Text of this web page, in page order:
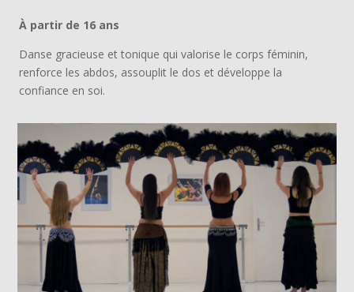
À partir de 16 ans
Danse gracieuse et tonique qui valorise le corps féminin,
renforce les abdos, assouplit le dos et développe la
confiance en soi.